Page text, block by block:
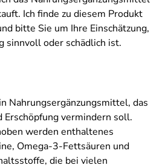
Ich finde zu diesem Produkt
bitte Sie um Ihre Einschätzung,
sinnvoll oder schädlich ist.
Nahrungsergänzungsmittel, das
Erschöpfung vermindern soll.
werden enthaltenes
Omega-3-Fettsäuren und
die bei vielen